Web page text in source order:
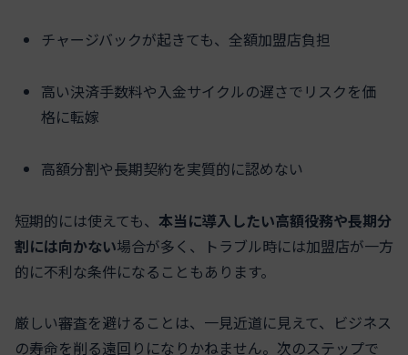
チャージバックが起きても、全額加盟店負担
高い決済手数料や入金サイクルの遅さでリスクを価
格に転嫁
高額分割や長期契約を実質的に認めない
短期的には使えても、 本当に導入したい高額役務や長期分
割には向かない場合が多く、トラブル時には加盟店が一方
的に不利な条件になることもあります。
厳しい審査を避けることは、一見近道に見えて、ビジネス
の寿命を削る遠回りになりかねません。次のステップで